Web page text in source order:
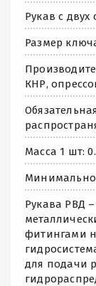
Рукав с двух
Размер
КНР,
Масса 1 шт:
Рукава РВД
фитингами
для подачи